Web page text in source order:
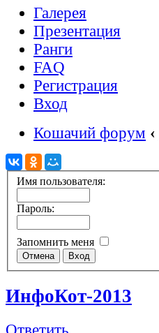
Галерея
Презентация
Ранги
FAQ
Регистрация
Вход
Кошачий форум ‹
Имя пользователя:
Пароль:
Запомнить меня
ИнфоКот-2013